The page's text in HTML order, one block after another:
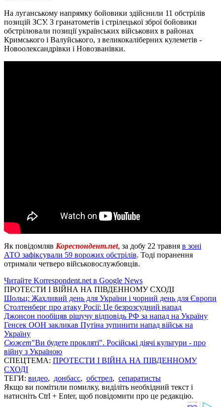
На луганському напрямку бойовики здійснили 11 обстрілів
позицій ЗСУ. З гранатометів і стрілецької зброї бойовики
обстрілювали позиції українських військових в районах
Кримського і Валуйського, з великокаліберних кулеметів -
Новоолександрівки і Новозванівки.
Як повідомляв Кореспондент.net, за добу 22 травня в зоні
АТО зафіксували 59 ворожих обстрілів. Тоді поранення
отримали четверо військовослужбовців.
Читайте Korrespondent.net в Google News
ПРОТЕСТИ І ВІЙНА НА ПІВДЕННОМУ СХОДІ
Шольц: Жахливий день для України і чорний день для Європи
Столтенберг про атаку Росії: Це безрозсудний напад
Джонсон пообіцяв рішучу відповідь РФ за напад на Україну
Генсек ООН закликав Путіна зупинити напад військ на
Україну
Сюжет"Ви будете прокляті". Російські діячі культури - про
війну з Україною
СПЕЦТЕМА: ПРОТЕСТИ І ВІЙНА НА ПІВДЕННОМУ
СХОДІ
ТЕГИ: видео, донбасс, обстрел, сепаратисты
Якщо ви помітили помилку, виділіть необхідний текст і
натисніть Ctrl + Enter, щоб повідомити про це редакцію.